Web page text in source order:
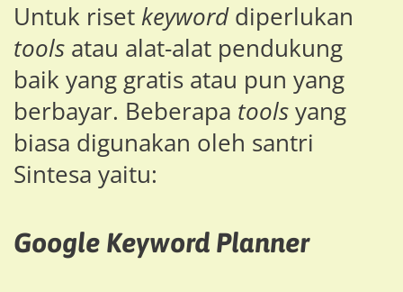
Untuk riset keyworddiperlukan
tools atau alat-alat pendukung
baik yang gratis atau pun yang
berbayar. Beberapa tools yang
biasa digunakan oleh santri
Sintesa yaitu:
Google Keyword Planner